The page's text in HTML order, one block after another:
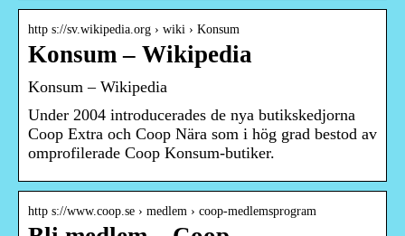
http s://sv.wikipedia.org › wiki › Konsum
Konsum – Wikipedia
Konsum – Wikipedia
Under 2004 introducerades de nya butikskedjorna
Coop Extra och Coop Nära som i hög grad bestod av
omprofilerade Coop Konsum-butiker.
http s://www.coop.se › medlem › coop-medlemsprogram